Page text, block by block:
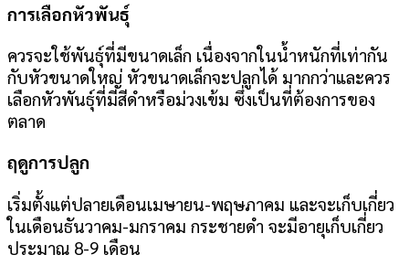
การเลือกหัวพันธุ์
ควรจะใช้พันธุ์ที่มีขนาดเล็ก เนื่องจากในน้ำหนักที่เท่ากัน
กับหัวขนาดใหญ่ หัวขนาดเล็กจะปลูกได้ มากกว่าและควร
เลือกหัวพันธุ์ที่มีสีดำหรือม่วงเข้ม ซึ่งเป็นที่ต้องการของ
ตลาด
ฤดูการปลูก
เริ่มตั้งแต่ปลายเดือนเมษายน-พฤษภาคม และจะเก็บเกี่ยว
ในเดือนธันวาคม-มกราคม กระชายดำ จะมีอายุเก็บเกี่ยว
ประมาณ 8-9 เดือน